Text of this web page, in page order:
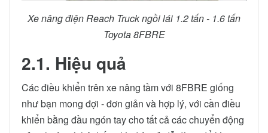
Xe nâng điện Reach Truck ngồi lái 1.2 tấn - 1.6 tấn
Toyota 8FBRE
2.1. Hiệu quả
Các điều khiển trên xe nâng tầm với 8FBRE giống
như bạn mong đợi - đơn giản và hợp lý, với cần điều
khiển bằng đầu ngón tay cho tất cả các chuyển động